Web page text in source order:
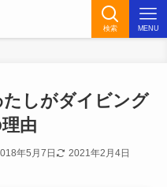
検索 MENU
しがダイビング
由
年5月7日 2021年2月4日